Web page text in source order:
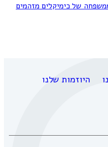
של כימיקלים מזהמים
היוזמות שלנו